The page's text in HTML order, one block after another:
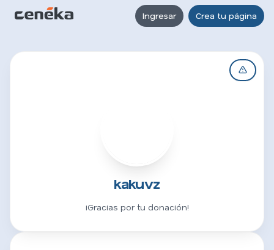
Ingresar Crea tu página
kakuvz
¡Gracias por tu donación!